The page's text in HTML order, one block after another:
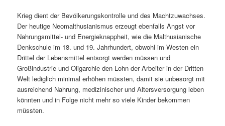
Krieg dient der Bevölkerungskontrolle und des Machtzuwachses.
Der heutige Neomalthusianismus erzeugt ebenfalls Angst vor
Nahrungsmittel- und Energieknappheit, wie die Malthusianische
Denkschule im 18. und 19. Jahrhundert, obwohl im Westen ein
Drittel der Lebensmittel entsorgt werden müssen und
Großindustrie und Oligarchie den Lohn der Arbeiter in der Dritten
Welt lediglich minimal erhöhen müssten, damit sie unbesorgt mit
ausreichend Nahrung, medizinischer und Altersversorgung leben
könnten und in Folge nicht mehr so viele Kinder bekommen
müssten.